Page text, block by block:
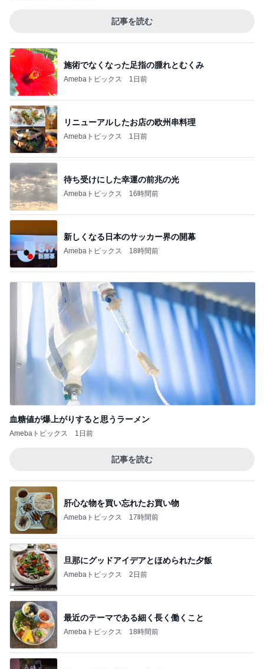
記事を読む
施術でなくなった足指の腫れとむくみ
Amebaトピックス 1日前
リニューアルしたお店の欧州串料理
Amebaトピックス 1日前
待ち受けにした幸運の前兆の光
Amebaトピックス 16時間前
新しくなる日本のサッカー界の開幕
Amebaトピックス 18時間前
血糖値が爆上がりすると思うラーメン
Amebaトピックス 1日前
記事を読む
肝心な物を買い忘れたお買い物
Amebaトピックス 17時間前
旦那にグッドアイデアとほめられた夕飯
Amebaトピックス 2日前
最近のテーマである細く長く働くこと
Amebaトピックス 18時間前